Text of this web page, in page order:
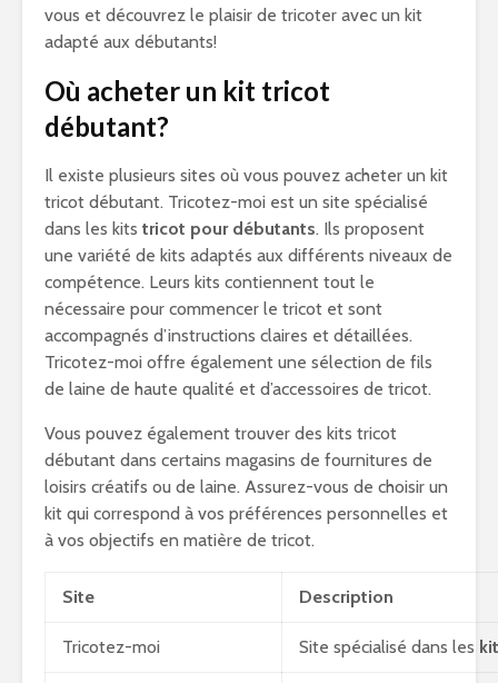
vous et découvrez le plaisir de tricoter avec un kit
adapté aux débutants!
Où acheter un kit tricot
débutant?
Il existe plusieurs sites où vous pouvez acheter un kit
tricot débutant. Tricotez-moi est un site spécialisé
dans les kits tricot pour débutants. Ils proposent
une variété de kits adaptés aux différents niveaux de
compétence. Leurs kits contiennent tout le
nécessaire pour commencer le tricot et sont
accompagnés d’instructions claires et détaillées.
Tricotez-moi offre également une sélection de fils
de laine de haute qualité et d’accessoires de tricot.
Vous pouvez également trouver des kits tricot
débutant dans certains magasins de fournitures de
loisirs créatifs ou de laine. Assurez-vous de choisir un
kit qui correspond à vos préférences personnelles et
à vos objectifs en matière de tricot.
Site Description
Tricotez-moi Site spécialisé dans les